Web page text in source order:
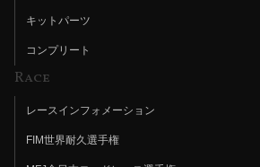
キットパーツ
コンプリート
Race
レースインフォメーション
FIM世界耐久選手権